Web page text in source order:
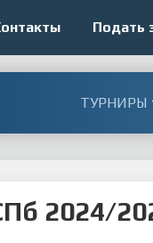
Подать
ТУРНИРЫ
2024/